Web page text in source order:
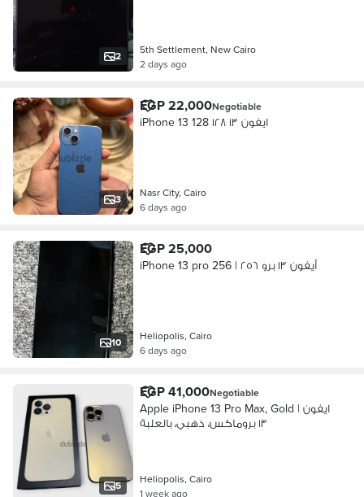
2
5th Settlement, New Cairo
2 days ago
3
EGP 22,000Negotiable
iPhone 13 128 ايفون ١٣ ١٢٨
Nasr City, Cairo
6 days ago
10
EGP 25,000
iPhone 13 pro 256 | أيفون ١٣ برو ٢٥٦
Heliopolis, Cairo
6 days ago
5
EGP 41,000Negotiable
Apple iPhone 13 Pro Max, Gold | ايفون
١٣ بروماكس، ذهبي، بالعلبة
Heliopolis, Cairo
1 week ago